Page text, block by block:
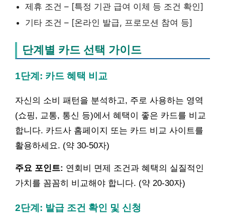
제휴 조건 – [특정 기관 급여 이체 등 조건 확인]
기타 조건 – [온라인 발급, 프로모션 참여 등]
단계별 카드 선택 가이드
1단계: 카드 혜택 비교
자신의 소비 패턴을 분석하고, 주로 사용하는 영역
(쇼핑, 교통, 통신 등)에서 혜택이 좋은 카드를 비교
합니다. 카드사 홈페이지 또는 카드 비교 사이트를
활용하세요. (약 30-50자)
주요 포인트: 연회비 면제 조건과 혜택의 실질적인
가치를 꼼꼼히 비교해야 합니다. (약 20-30자)
2단계: 발급 조건 확인 및 신청